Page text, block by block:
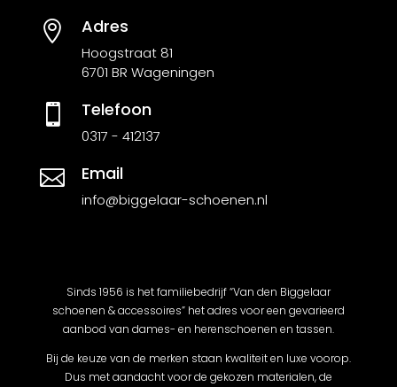
 Adres
Hoogstraat 81
6701 BR Wageningen
 Telefoon
0317 - 412137
 Email
info@biggelaar-schoenen.nl
Sinds 1956 is het familiebedrijf “Van den Biggelaar
schoenen & accessoires” het adres voor een gevarieerd
aanbod van dames- en herenschoenen en tassen.
Bij de keuze van de merken staan kwaliteit en luxe voorop.
Dus met aandacht voor de gekozen materialen, de